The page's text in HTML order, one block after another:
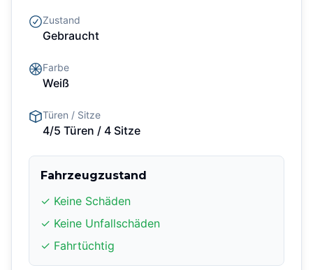
Zustand
Gebraucht
Farbe
Weiß
Türen / Sitze
4/5 Türen / 4 Sitze
Fahrzeugzustand
✓ Keine Schäden
✓ Keine Unfallschäden
✓ Fahrtüchtig